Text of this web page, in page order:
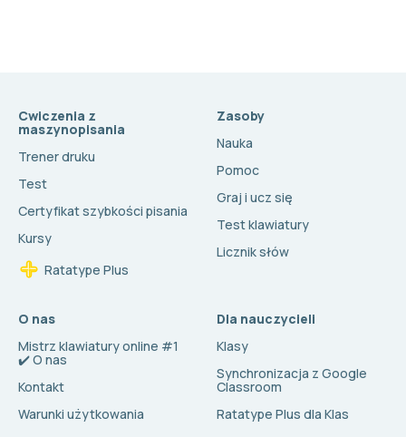
Cwiczenia z
maszynopisania
Trener druku
Test
Certyfikat szybkości pisania
Kursy
Ratatype Plus
Zasoby
Nauka
Pomoc
Graj i ucz się
Test klawiatury
Licznik słów
O nas
Mistrz klawiatury online #1
✔️ O nas
Kontakt
Warunki użytkowania
Dla nauczycieli
Klasy
Synchronizacja z Google
Classroom
Ratatype Plus dla Klas